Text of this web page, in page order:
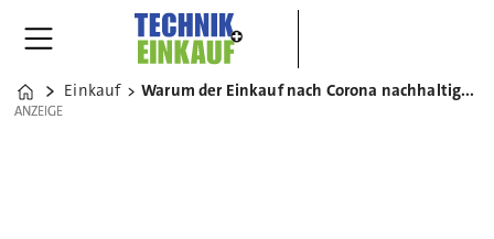
Home
Einkauf Warum der Einkauf nach Corona nachhaltiger werden muss
ANZEIGE
ANZEIGE